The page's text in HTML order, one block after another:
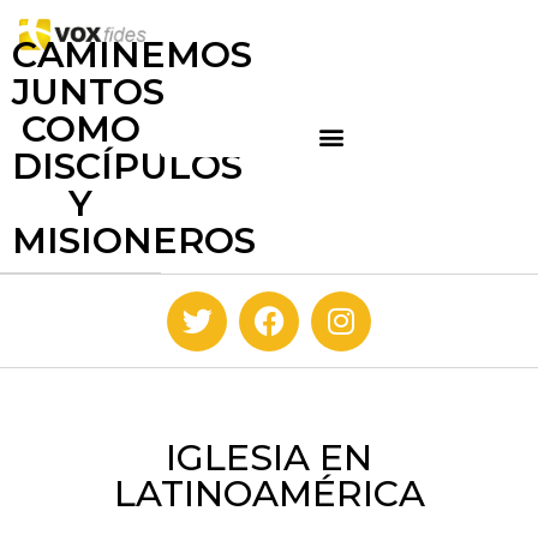
CAMINEMOS
JUNTOS
COMO
DISCÍPULOS
Y
MISIONEROS
IGLESIA EN
LATINOAMÉRICA